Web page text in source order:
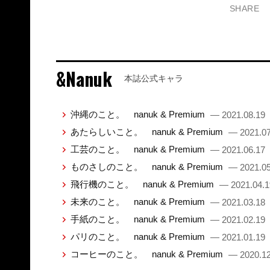
SHARE
&Nanuk 本誌公式キャラ
沖縄のこと。 nanuk & Premium — 2021.08.19
あたらしいこと。 nanuk & Premium —
工芸のこと。 nanuk & Premium — 2021.06.17
ものさしのこと。 nanuk & Premium —
飛行機のこと。 nanuk & Premium —
未来のこと。 nanuk & Premium — 2021.03.18
手紙のこと。 nanuk & Premium — 2021.02.19
パリのこと。 nanuk & Premium — 2021.01.19
コーヒーのこと。 nanuk & Premium —